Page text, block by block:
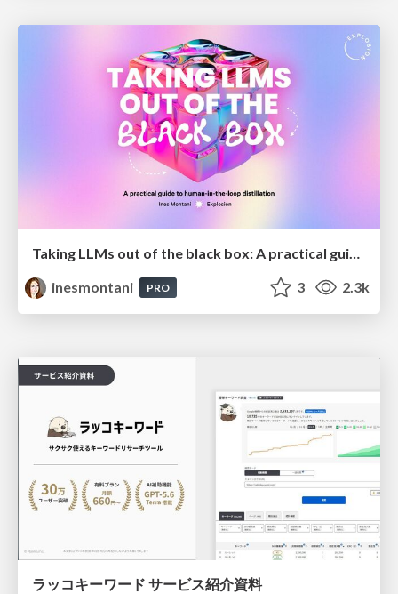
inesmontani
PRO 3 2.3k
ラッコキーワード サービス紹介資料